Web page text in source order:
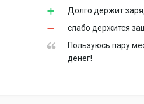
Долго держит
слабо держится
Пользуюсь пару
денег!